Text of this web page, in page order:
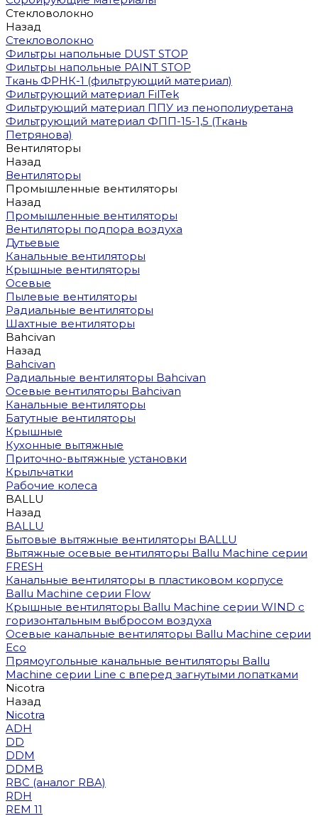
Стекловолокно
Назад
Стекловолокно
Фильтры напольные DUST STOP
Фильтры напольные PAINT STOP
Ткань ФРНК-1 (фильтрующий материал)
Фильтрующий материал FilTek
Фильтрующий материал ППУ из пенополиуретана
Фильтрующий материал ФПП-15-1,5 (Ткань
Петрянова)
Вентиляторы
Назад
Вентиляторы
Промышленные вентиляторы
Назад
Промышленные вентиляторы
Вентиляторы подпора воздуха
Дутьевые
Канальные вентиляторы
Крышные вентиляторы
Осевые
Пылевые вентиляторы
Радиальные вентиляторы
Шахтные вентиляторы
Bahcivan
Назад
Bahcivan
Радиальные вентиляторы Bahcivan
Осевые вентиляторы Bahcivan
Канальные вентиляторы
Батутные вентиляторы
Крышные
Кухонные вытяжные
Приточно-вытяжные установки
Крыльчатки
Рабочие колеса
BALLU
Назад
BALLU
Бытовые вытяжные вентиляторы BALLU
Вытяжные осевые вентиляторы Ballu Machine серии
FRESH
Канальные вентиляторы в пластиковом корпусе
Ballu Machine серии Flow
Крышные вентиляторы Ballu Machine серии WIND с
горизонтальным выбросом воздуха
Осевые канальные вентиляторы Ballu Machine серии
Eco
Прямоугольные канальные вентиляторы Ballu
Machine серии Line с вперед загнутыми лопатками
Nicotra
Назад
Nicotra
ADH
DD
DDM
DDMB
RBC (аналог RBA)
RDH
REM 11